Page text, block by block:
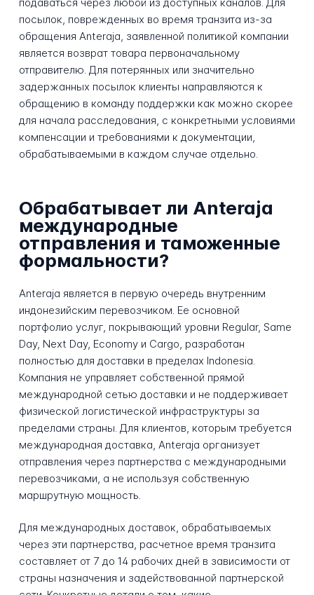
посылок, поврежденных во время транзита из-за
обращения Anteraja, заявленной политикой компании
является возврат товара первоначальному
отправителю. Для потерянных или значительно
задержанных посылок клиенты направляются к
обращению в команду поддержки как можно скорее
для начала расследования, с конкретными условиями
компенсации и требованиями к документации,
обрабатываемыми в каждом случае отдельно.
Обрабатывает ли Anteraja
международные
отправления и таможенные
формальности?
Anteraja является в первую очередь внутренним
индонезийским перевозчиком. Ее основной
портфолио услуг, покрывающий уровни Regular, Same
Day, Next Day, Economy и Cargo, разработан
полностью для доставки в пределах Indonesia.
Компания не управляет собственной прямой
международной сетью доставки и не поддерживает
физической логистической инфраструктуры за
пределами страны. Для клиентов, которым требуется
международная доставка, Anteraja организует
отправления через партнерства с международными
перевозчиками, а не используя собственную
маршрутную мощность.
Для международных доставок, обрабатываемых
через эти партнерства, расчетное время транзита
составляет от 7 до 14 рабочих дней в зависимости от
страны назначения и задействованной партнерской